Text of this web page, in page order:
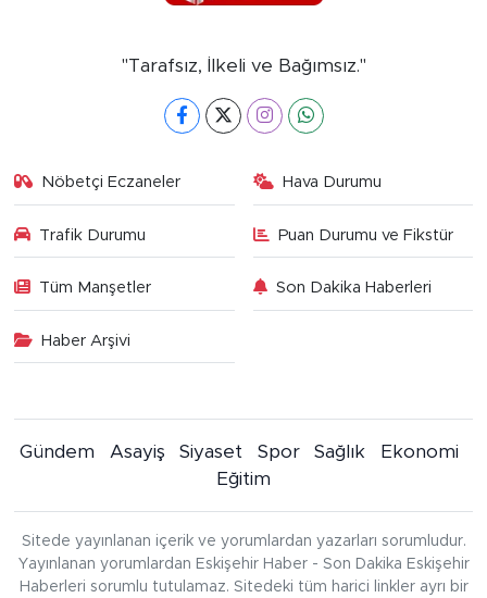
"Tarafsız, İlkeli ve Bağımsız."
Nöbetçi Eczaneler Hava Durumu
Trafik Durumu Puan Durumu ve Fikstür
Tüm Manşetler Son Dakika Haberleri
Haber Arşivi
Gündem Asayiş Siyaset Spor Sağlık
Ekonomi
Eğitim
Sitede yayınlanan içerik ve yorumlardan yazarları sorumludur.
Yayınlanan yorumlardan Eskişehir Haber - Son Dakika Eskişehir
Haberleri sorumlu tutulamaz. Sitedeki tüm harici linkler ayrı bir